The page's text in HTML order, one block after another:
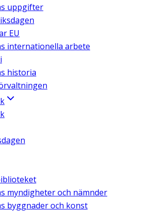
uppgifter
EU
internationella arbete
historia
myndigheter och nämnder
byggnader och konst